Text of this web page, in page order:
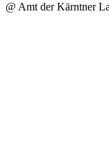
@ Amt der Kärntner